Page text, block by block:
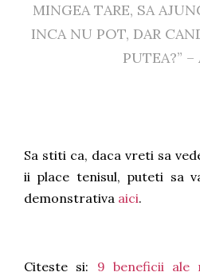
MINGEA TARE, SA
INCA NU POT, DAR
PUTEA?” –
Sa stiti ca, daca vreti sa
ii place tenisul, puteti sa
demonstrativa aici.
Citeste si:
9 beneficii ale